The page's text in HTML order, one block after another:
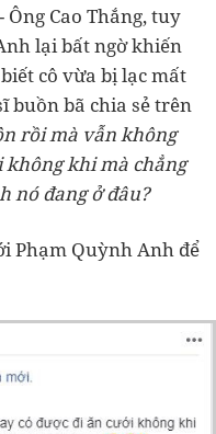
Cao Thắng, tuy
lại bất ngờ khiến
cô vừa bị lạc mất
buồn bã chia sẻ trên
rồi mà vẫn không
không khi mà chẳng
nó đang ở đâu?
Phạm Quỳnh Anh để